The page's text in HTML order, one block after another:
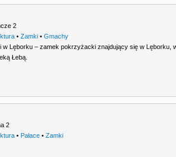
2
•Zamki •Gmachy
Lęborku – zamek pokrzyżacki znajdujący się w Lęborku,
Łebą.
2
• Pałace •Zamki